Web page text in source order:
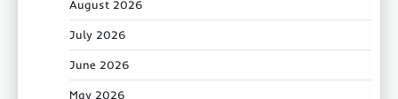
August 2026
July 2026
June 2026
May 2026